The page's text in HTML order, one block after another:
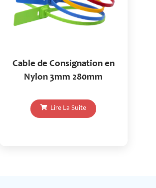
Cable de Consignation en
Nylon 3mm 280mm
Lire La Suite